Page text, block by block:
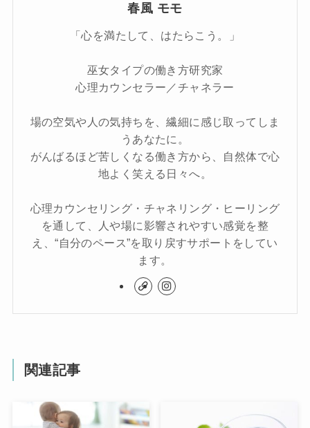
春風 モモ
「心を満たして、はたらこう。」
巫女タイプの働き方研究家
心理カウンセラー／チャネラー
場の空気や人の気持ちを、繊細に感じ取ってしま
うあなたに。
がんばるほど苦しくなる働き方から、自然体で心
地よく笑える日々へ。
心理カウンセリング・チャネリング・ヒーリング
を通して、人や場に影響されやすい感覚を整
え、“自分のペース”を取り戻すサポートをしてい
ます。
関連記事